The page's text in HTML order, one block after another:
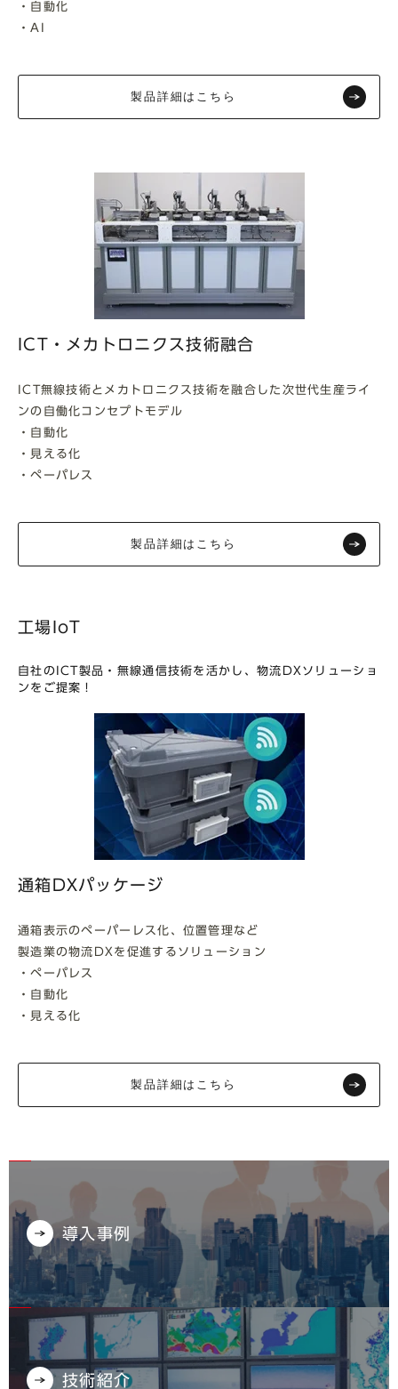
・自動化
・AI
製品詳細はこちら
ICT・メカトロニクス技術融合
ICT無線技術とメカトロニクス技術を融合した次世代生産ライ
ンの自働化コンセプトモデル
・自動化
・見える化
・ペーパレス
製品詳細はこちら
工場IoT
自社のICT製品・無線通信技術を活かし、物流DXソリューショ
ンをご提案！
通箱DXパッケージ
通箱表示のペーパーレス化、位置管理など
製造業の物流DXを促進するソリューション
・ペーパレス
・自動化
・見える化
製品詳細はこちら
導入事例
技術紹介